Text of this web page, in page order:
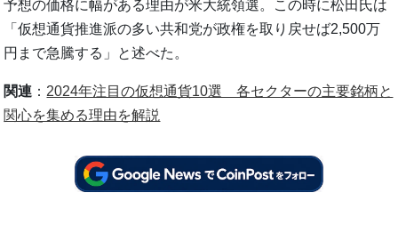
予想の価格に幅がある理由が米大統領選。この時に松田氏は
「仮想通貨推進派の多い共和党が政権を取り戻せば2,500万
円まで急騰する」と述べた。
関連 ： 2024年注目の仮想通貨10選 各セクターの主要銘柄と
関心を集める理由を解説